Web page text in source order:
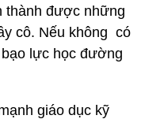
thành được những
cô. Nếu không có
lực học đường
giáo dục kỹ